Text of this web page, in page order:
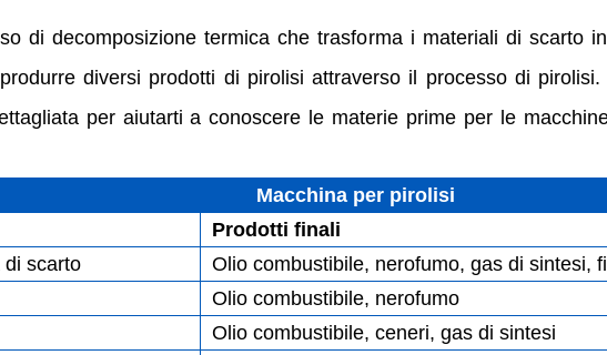
di decomposizione termica che trasforma i materiali di scarto
diversi prodotti di pirolisi attraverso il processo di
per aiutarti a conoscere le materie prime per le
Macchina per pirolisi
Prodotti finali
di scarto
Olio combustibile, nerofumo, gas di sintesi,
Olio combustibile, nerofumo
Olio combustibile, ceneri, gas di sintesi